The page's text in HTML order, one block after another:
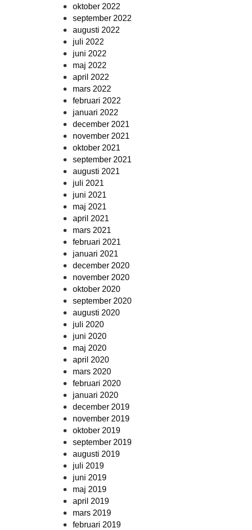
oktober 2022
september 2022
augusti 2022
juli 2022
juni 2022
maj 2022
april 2022
mars 2022
februari 2022
januari 2022
december 2021
november 2021
oktober 2021
september 2021
augusti 2021
juli 2021
juni 2021
maj 2021
april 2021
mars 2021
februari 2021
januari 2021
december 2020
november 2020
oktober 2020
september 2020
augusti 2020
juli 2020
juni 2020
maj 2020
april 2020
mars 2020
februari 2020
januari 2020
december 2019
november 2019
oktober 2019
september 2019
augusti 2019
juli 2019
juni 2019
maj 2019
april 2019
mars 2019
februari 2019